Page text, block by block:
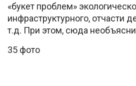
«букет проблем»
инфраструктурного, отчасти
т.д. При этом, сюда
35 фото